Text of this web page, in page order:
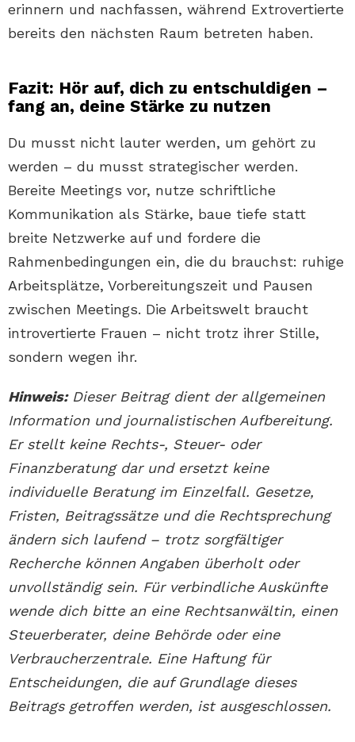
erinnern und nachfassen, während Extrovertierte
bereits den nächsten Raum betreten haben.
Fazit: Hör auf, dich zu entschuldigen –
fang an, deine Stärke zu nutzen
Du musst nicht lauter werden, um gehört zu
werden – du musst strategischer werden.
Bereite Meetings vor, nutze schriftliche
Kommunikation als Stärke, baue tiefe statt
breite Netzwerke auf und fordere die
Rahmenbedingungen ein, die du brauchst: ruhige
Arbeitsplätze, Vorbereitungszeit und Pausen
zwischen Meetings. Die Arbeitswelt braucht
introvertierte Frauen – nicht trotz ihrer Stille,
sondern wegen ihr.
Hinweis:Dieser Beitrag dient der allgemeinen
Information und journalistischen Aufbereitung.
Er stellt keine Rechts-, Steuer- oder
Finanzberatung dar und ersetzt keine
individuelle Beratung im Einzelfall. Gesetze,
Fristen, Beitragssätze und die Rechtsprechung
ändern sich laufend – trotz sorgfältiger
Recherche können Angaben überholt oder
unvollständig sein. Für verbindliche Auskünfte
wende dich bitte an eine Rechtsanwältin, einen
Steuerberater, deine Behörde oder eine
Verbraucherzentrale. Eine Haftung für
Entscheidungen, die auf Grundlage dieses
Beitrags getroffen werden, ist ausgeschlossen.